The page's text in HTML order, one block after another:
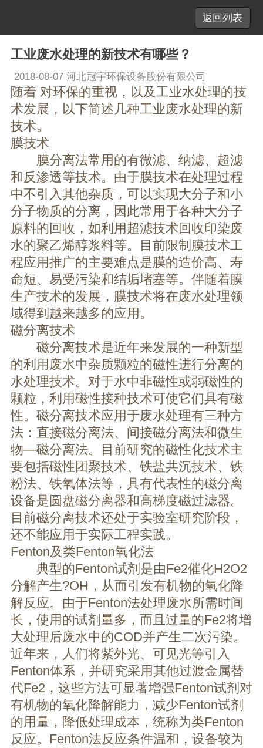
返回列表
工业废水处理的新技术有哪些？
2018-08-07 河北冠宇环保设备股份有限公司
随着 对环保的重视，以及工业水处理的技
术发展，以下简述几种工业废水处理的新
技术。
膜技术
膜分离法常用的有微滤、纳滤、超滤
和反渗透等技术。由于膜技术在处理过程
中不引入其他杂质，可以实现大分子和小
分子物质的分离，因此常用于各种大分子
原料的回收，如利用超滤技术回收印染废
水的聚乙烯醇浆料等。目前限制膜技术工
程应用推广的主要难点是膜的造价高、寿
命短、易受污染和结垢堵塞等。伴随着膜
生产技术的发展，膜技术将在废水处理领
域得到越来越多的应用。
磁分离技术
磁分离技术是近年来发展的一种新型
的利用废水中杂质颗粒的磁性进行分离的
水处理技术。对于水中非磁性或弱磁性的
颗粒，利用磁性接种技术可使它们具有磁
性。磁分离技术应用于废水处理有三种方
法：直接磁分离法、间接磁分离法和微生
物—磁分离法。目前研究的磁性化技术主
要包括磁性团聚技术、铁盐共沉技术、铁
粉法、铁氧体法等，具有代表性的磁分离
设备是圆盘磁分离器和高梯度磁过滤器。
目前磁分离技术还处于实验室研究阶段，
还不能应用于实际工程实践。
Fenton及类Fenton氧化法
典型的Fenton试剂是由Fe2催化H2O2
分解产生?OH，从而引发有机物的氧化降
解反应。由于Fenton法处理废水所需时间
长，使用的试剂量多，而且过量的Fe2将增
大处理后废水中的COD并产生二次污染。
近年来，人们将紫外光、可见光等引入
Fenton体系，并研究采用其他过渡金属替
代Fe2，这些方法可显著增强Fenton试剂对
有机物的氧化降解能力，减少Fenton试剂
的用量，降低处理成本，统称为类Fenton
反应。Fenton法反应条件温和，设备较为